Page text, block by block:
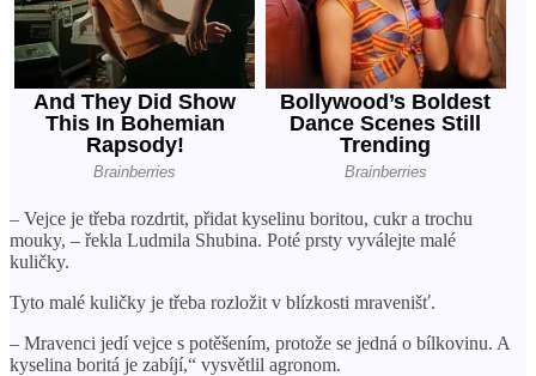
– Vejce je třeba rozdrtit, přidat kyselinu boritou, cukr a trochu
mouky, – řekla Ludmila Shubina. Poté prsty vyválejte malé
kuličky.
Tyto malé kuličky je třeba rozložit v blízkosti mravenišť.
– Mravenci jedí vejce s potěšením, protože se jedná o bílkovinu. A
kyselina boritá je zabíjí,“ vysvětlil agronom.